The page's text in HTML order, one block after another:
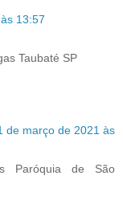
13:57
Taubaté SP
de março de 2021 às
Paróquia de São